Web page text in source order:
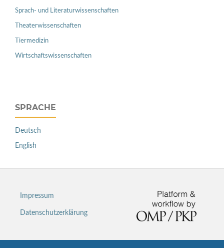
Sprach- und Literaturwissenschaften
Theaterwissenschaften
Tiermedizin
Wirtschaftswissenschaften
SPRACHE
Deutsch
English
Impressum
Datenschutzerklärung